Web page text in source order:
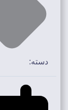
دسته: